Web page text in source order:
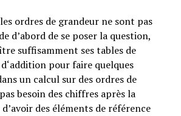
ordres de grandeur ne sont pas
d’abord de se poser la question,
suffisamment ses tables de
pour faire quelques
un calcul sur des ordres de
besoin des chiffres après la
des éléments de référence